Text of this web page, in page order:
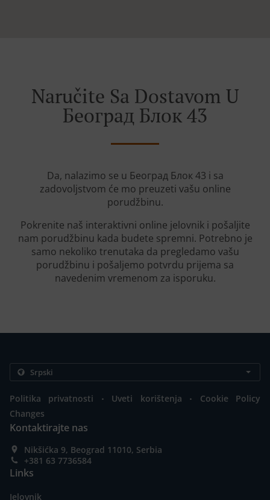
Naručite Sa Dostavom U
Београд Блок 43
Da, nalazimo se u Београд Блок 43 i sa
zadovoljstvom će mo preuzeti vašu online
porudžbinu.
Pokrenite naš interaktivni online jelovnik i pošaljite
nam porudžbinu kada budete spremni. Potrebno je
samo nekoliko trenutaka da pregledamo vašu
porudžbinu i pošaljemo potvrdu prijema sa
navedenim vremenom za isporuku.
Politika privatnosti . Uveti korištenja .
Cookie Policy
Changes
Kontaktirajte nas
Nikšićka 9, Beograd 11010, Serbia
+381 63 7736584
Links
Jelovnik